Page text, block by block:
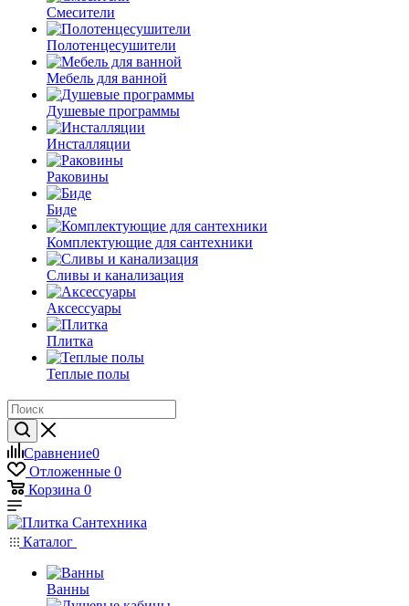
Смесители
Полотенцесушители
Мебель для ванной
Душевые программы
Инсталляции
Раковины
Биде
Комплектующие для сантехники
Сливы и канализация
Аксессуары
Плитка
Теплые полы
Сравнение0
Отложенные 0
Корзина 0
Каталог
Ванны